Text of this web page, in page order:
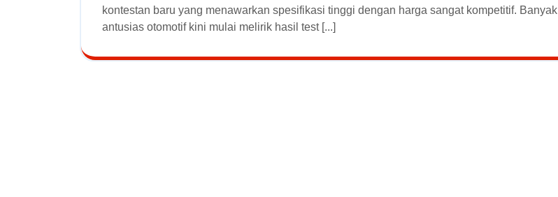
kontestan baru yang menawarkan spesifikasi tinggi dengan harga sangat kompetitif. Banyak
antusias otomotif kini mulai melirik hasil test [...]